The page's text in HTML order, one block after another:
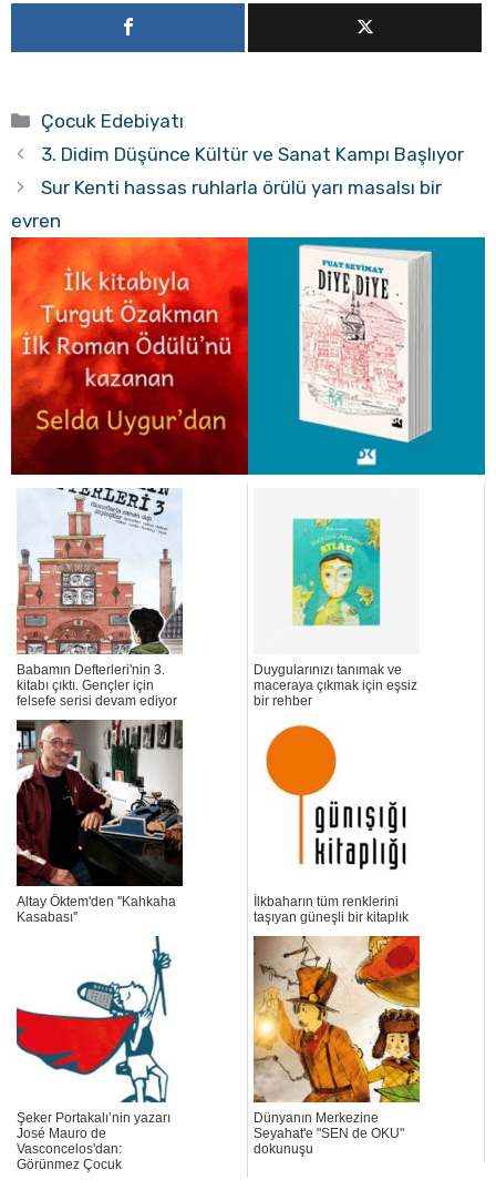
Kategoriler
Çocuk Edebiyatı
3. Didim Düşünce Kültür ve Sanat Kampı Başlıyor
Sur Kenti hassas ruhlarla örülü yarı masalsı bir
evren
Babamın Defterleri'nin 3.
kitabı çıktı. Gençler için
felsefe serisi devam ediyor
Duygularınızı tanımak ve
maceraya çıkmak için eşsiz
bir rehber
Altay Öktem'den ''Kahkaha
Kasabası''
İlkbaharın tüm renklerini
taşıyan güneşli bir kitaplık
Şeker Portakalı’nin yazarı
José Mauro de
Vasconcelos'dan:
Görünmez Çocuk
Dünyanın Merkezine
Seyahat'e "SEN de OKU"
dokunuşu